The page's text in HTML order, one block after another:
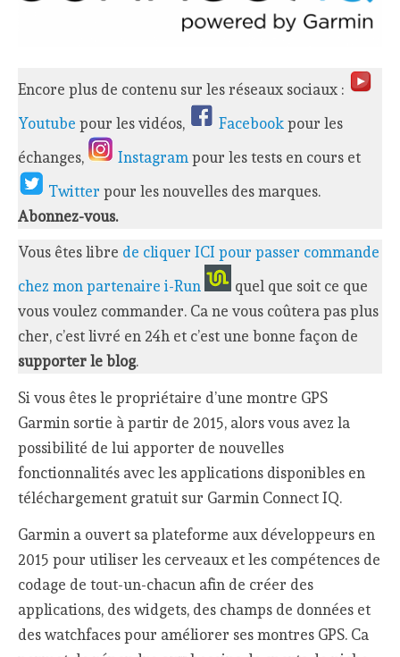
Encore plus de contenu sur les réseaux sociaux :
Youtube pour les vidéos, Facebookpour les
échanges,
Instagrampour les tests en cours et
Twitterpour les nouvelles des marques.
Abonnez-vous.
Vous êtes libre de cliquer ICI pour passer commande
chez mon partenaire i-Run
quel que soit ce que
vous voulez commander. Ca ne vous coûtera pas plus
cher, c’est livré en 24h et c’est une bonne façon de
supporter le blog.
Si vous êtes le propriétaire d’une montre GPS
Garmin sortie à partir de 2015, alors vous avez la
possibilité de lui apporter de nouvelles
fonctionnalités avec les applications disponibles en
téléchargement gratuit sur Garmin Connect IQ.
Garmin a ouvert sa plateforme aux développeurs en
2015 pour utiliser les cerveaux et les compétences de
codage de tout-un-chacun afin de créer des
applications, des widgets, des champs de données et
des watchfaces pour améliorer ses montres GPS. Ca